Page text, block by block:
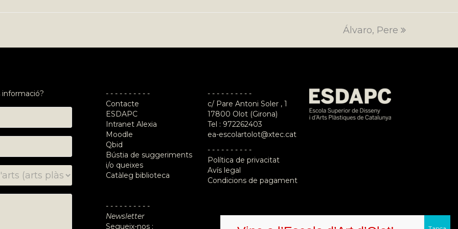
next
Álvaro, Pere
- - - - - - - - - -
Contacte
ESDAPC
Intranet Alexia
Moodle
Qbid
Bústia de suggeriments
i/o queixes
Catàleg biblioteca
- - - - - - - - - -
Newsletter
Segueix-nos :
- - - - - - - - - -
c/ Pare Antoni Soler , 1
17800 Olot (Girona)
Tel : 972262403
ea-escolartolot@xtec.cat
- - - - - - - - - -
Política de privacitat
Avís legal
Condicions de pagament